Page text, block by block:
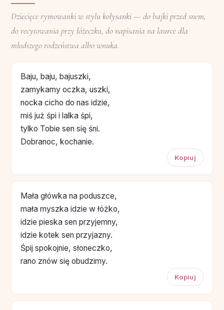
Dziecięce rymowanki w stylu kołysanki — do bajki przed snem,
do recytowania przy łóżeczku, do napisania na laurce dla
młodszego rodzeństwa albo wnuka.
Baju, baju, bajuszki,
zamykamy oczka, uszki,
nocka cicho do nas idzie,
miś już śpi i lalka śpi,
tylko Tobie sen się śni.
Dobranoc, kochanie.
Kopiuj
Mała główka na poduszce,
mała myszka idzie w łóżko,
idzie pieska sen przyjemny,
idzie kotek sen przyjazny.
Śpij spokojnie, słoneczko,
rano znów się obudzimy.
Kopiuj